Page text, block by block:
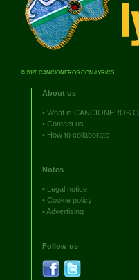
© 2026 CANCIONEROS.COM/LYRICS
About us
• What is
• Contact us
• How to collaborate
Notes
•
Legal notice
• Cookie policy
•Advertising
Follow us